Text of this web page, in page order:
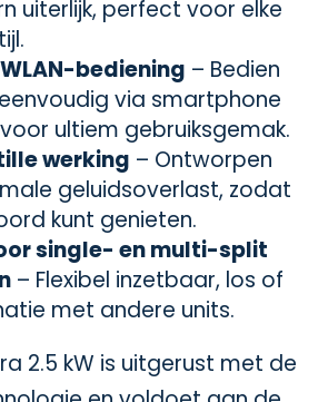
uiterlijk, perfect voor elke
bediening – Bedien
via smartphone
ultiem gebruiksgemak.
werking – Ontworpen
geluidsoverlast, zodat
kunt genieten.
single- en multi-split
– Flexibel inzetbaar, los of
met andere units.
2.5 kW is uitgerust met de